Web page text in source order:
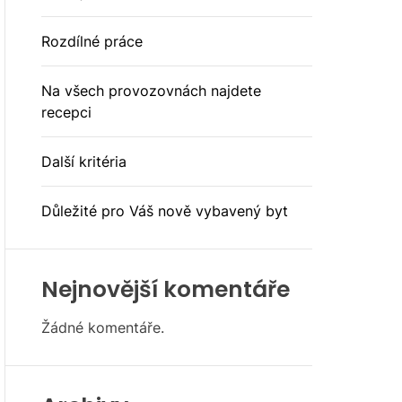
Rozdílné práce
Na všech provozovnách najdete
recepci
Další kritéria
Důležité pro Váš nově vybavený byt
Nejnovější komentáře
Žádné komentáře.